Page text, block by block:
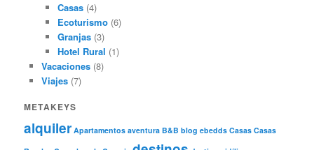
Casas(4)
Ecoturismo(6)
Granjas(3)
Hotel Rural (1)
Vacaciones (8)
Viajes (7)
METAKEYS
alquiler Apartamentos aventura B&B blog ebedds Casas Casas